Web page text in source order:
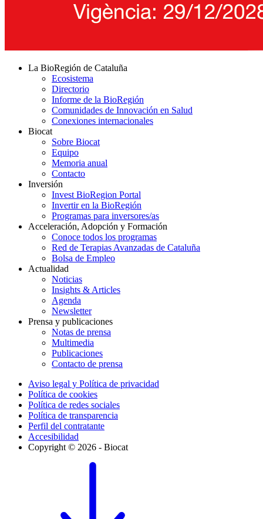
La BioRegión de Cataluña
Ecosistema
Directorio
Informe de la BioRegión
Comunidades de Innovación en Salud
Conexiones internacionales
Biocat
Sobre Biocat
Equipo
Memoria anual
Contacto
Inversión
Invest BioRegion Portal
Invertir en la BioRegión
Programas para inversores/as
Acceleración, Adopción y Formación
Conoce todos los programas
Red de Terapias Avanzadas de Cataluña
Bolsa de Empleo
Actualidad
Noticias
Insights & Articles
Agenda
Newsletter
Prensa y publicaciones
Notas de prensa
Multimedia
Publicaciones
Contacto de prensa
Aviso legal y Política de privacidad
Política de cookies
Política de redes sociales
Política de transparencia
Perfil del contratante
Accesibilidad
Copyright © 2026 - Biocat